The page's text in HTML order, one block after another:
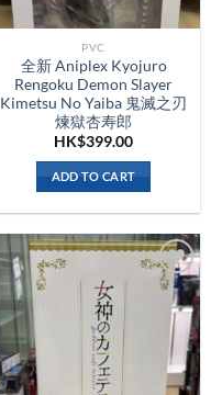
PVC
全新 Aniplex Kyojuro
Rengoku Demon Slayer
Kimetsu No Yaiba 鬼滅之刃
煉獄杏寿郎
HK$399.00
ADD TO CART